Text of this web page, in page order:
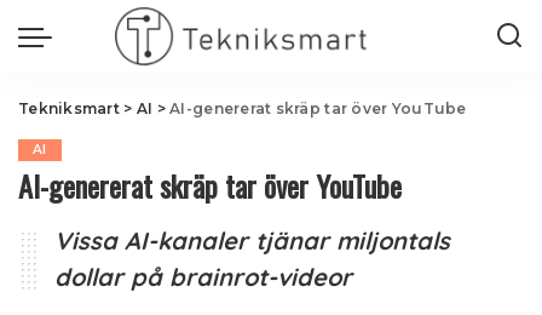
Tekniksmart> AI >AI-genererat skräp tar över YouTube
AI
AI-genererat skräp tar över YouTube
Vissa AI-kanaler tjänar miljontals
dollar på brainrot-videor